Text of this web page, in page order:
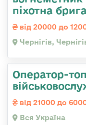
піхотна
від 20000 до
Чернігів,
Оператор-
від 21000 до
Вся Україна